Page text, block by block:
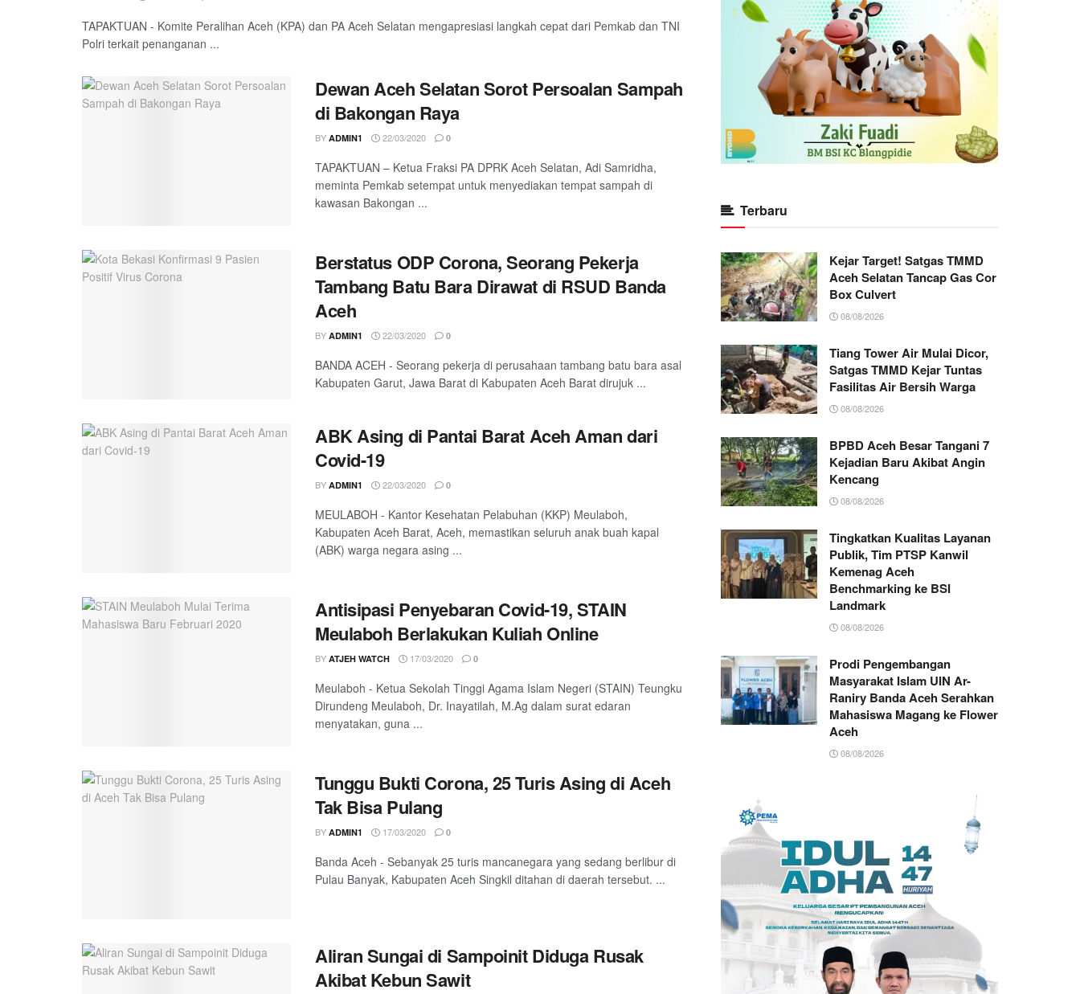
TAPAKTUAN - Komite Peralihan Aceh (KPA) dan PA Aceh Selatan mengapresiasi langkah cepat dari Pemkab dan TNI
Polri terkait penanganan ...
Dewan Aceh Selatan Sorot Persoalan Sampah
di Bakongan Raya
BY ADMIN1 22/03/2020 0
TAPAKTUAN – Ketua Fraksi PA DPRK Aceh Selatan, Adi Samridha,
meminta Pemkab setempat untuk menyediakan tempat sampah di
kawasan Bakongan ...
Berstatus ODP Corona, Seorang Pekerja
Tambang Batu Bara Dirawat di RSUD Banda
Aceh
BY ADMIN1 22/03/2020 0
BANDA ACEH - Seorang pekerja di perusahaan tambang batu bara asal
Kabupaten Garut, Jawa Barat di Kabupaten Aceh Barat dirujuk ...
ABK Asing di Pantai Barat Aceh Aman dari
Covid-19
BY ADMIN1 22/03/2020 0
MEULABOH - Kantor Kesehatan Pelabuhan (KKP) Meulaboh,
Kabupaten Aceh Barat, Aceh, memastikan seluruh anak buah kapal
(ABK) warga negara asing ...
Antisipasi Penyebaran Covid-19, STAIN
Meulaboh Berlakukan Kuliah Online
BY ATJEH WATCH 17/03/2020 0
Meulaboh - Ketua Sekolah Tinggi Agama Islam Negeri (STAIN) Teungku
Dirundeng Meulaboh, Dr. Inayatilah, M.Ag dalam surat edaran
menyatakan, guna ...
Tunggu Bukti Corona, 25 Turis Asing di Aceh
Tak Bisa Pulang
BY ADMIN1 17/03/2020 0
Banda Aceh - Sebanyak 25 turis mancanegara yang sedang berlibur di
Pulau Banyak, Kabupaten Aceh Singkil ditahan di daerah tersebut. ...
Aliran Sungai di Sampoinit Diduga Rusak
Akibat Kebun Sawit
Terbaru
Kejar Target! Satgas TMMD
Aceh Selatan Tancap Gas Cor
Box Culvert
08/08/2026
Tiang Tower Air Mulai Dicor,
Satgas TMMD Kejar Tuntas
Fasilitas Air Bersih Warga
08/08/2026
BPBD Aceh Besar Tangani 7
Kejadian Baru Akibat Angin
Kencang
08/08/2026
Tingkatkan Kualitas Layanan
Publik, Tim PTSP Kanwil
Kemenag Aceh
Benchmarking ke BSI
Landmark
08/08/2026
Prodi Pengembangan
Masyarakat Islam UIN Ar-
Raniry Banda Aceh Serahkan
Mahasiswa Magang ke Flower
Aceh
08/08/2026